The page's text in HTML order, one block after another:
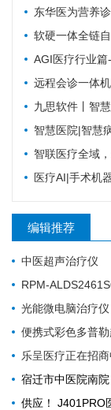
东华医为营养诊
软硬一体全链自研！九星数
AGI医疗行业
远程会诊一体
九思软件丨智
智慧医院|智慧
智联医疗全域，
医疗AI|手术机
编辑推荐
中医超声治疗仪
RPM-
光能微电脑治疗仪
便携式彩色多普
乐呈医疗正在招商
宿迁市中医院南院（
供应！ J401PRO